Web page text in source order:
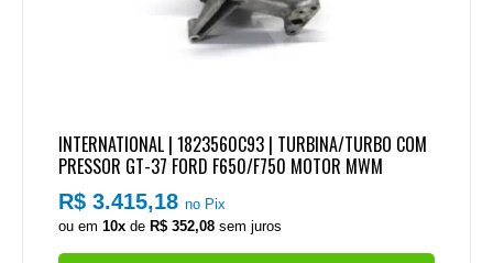
INTERNATIONAL | 1823560C93 | TURBINA/TURBO COM
PRESSOR GT-37 FORD F650/F750 MOTOR MWM
R$ 3.415,18no Pix
ou em10x de R$ 352,08 sem juros